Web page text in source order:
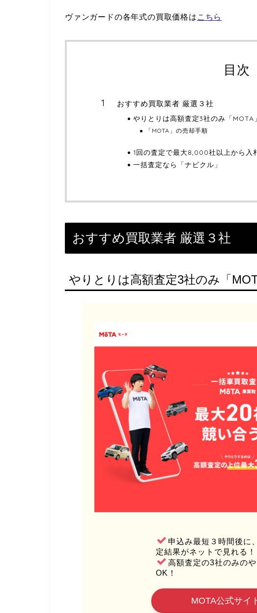
ヴァンガードの各年式の買取価格は こちら
目次
おすすめ買取業者 厳選３社
やりとりは高額査定3社のみ「MOTA」
「MOTA」の売却手順
1回の査定で最大8,000社以上から入
一括査定なら「ナビクル」
おすすめ買取業者 厳選３社
やりとりは高額査定3社のみ「
申込み最短３時間後に
定結果がネットで見れる！
高額査定の3社のみの
OK！
MOTA公式サイ